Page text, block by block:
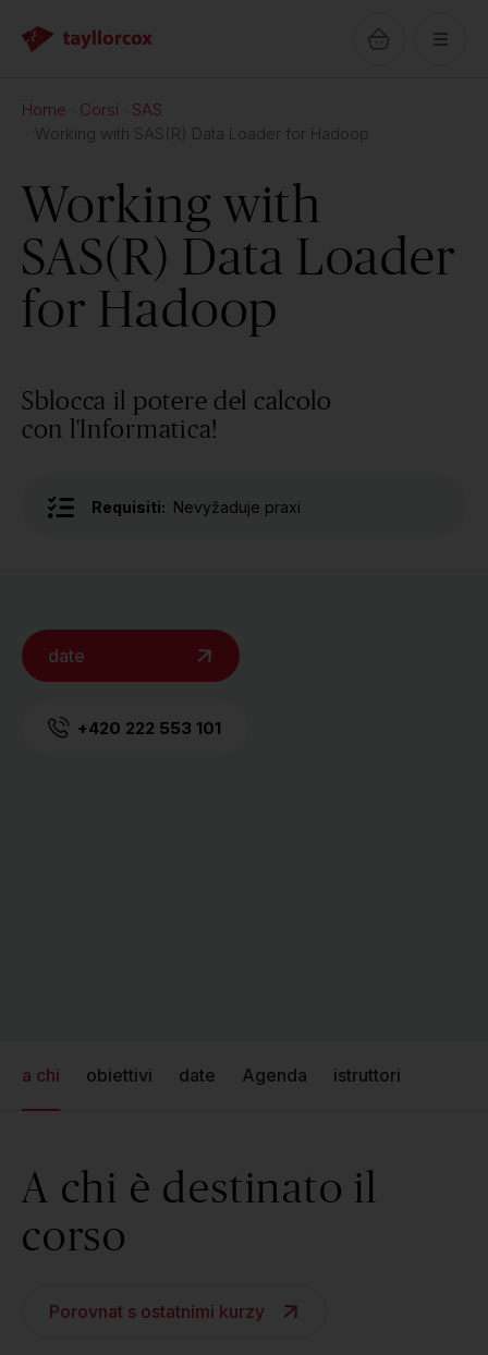
Home Corsi
SAS
Working with SAS(R) Data Loader for Hadoop
Working with
SAS(R) Data Loader
for Hadoop
Sblocca il potere del calcolo
con l'Informatica!
Requisiti: Nevyžaduje praxi
date
+420 222 553 101
a chi obiettivi date Agenda istruttori
A chi è destinato il
corso
Porovnat s ostatními kurzy